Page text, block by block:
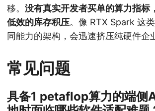
移。 没有真实开发者买单的算力指标
低效的库存积压。像 RTX Spark 这
同能力的架构，会迅速挤压纯硬件企
常见问题
具备1 petaflop算力的端侧